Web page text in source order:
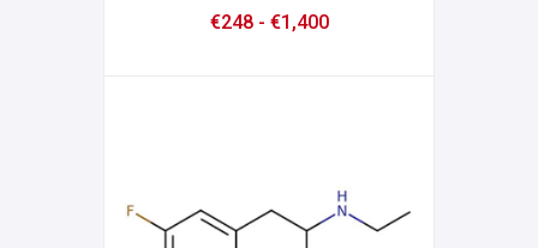
€248- €1,400